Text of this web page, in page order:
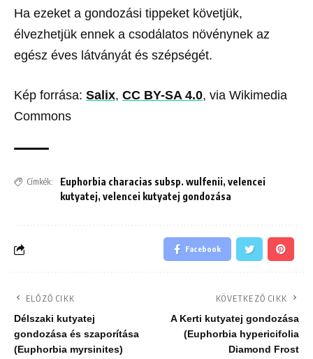
Ha ezeket a gondozási tippeket követjük,
élvezhetjük ennek a csodálatos növénynek az
egész éves látványát és szépségét.
Kép forrása: Salix, CC BY-SA 4.0, via Wikimedia
Commons
Címkék: Euphorbia characias subsp. wulfenii, velencei
kutyatej, velencei kutyatej gondozása
Facebook
ELŐZŐ CIKK
Délszaki kutyatej
gondozása és szaporítása
(Euphorbia myrsinites)
KÖVETKEZŐ CIKK
A Kerti kutyatej gondozása
(Euphorbia hypericifolia
Diamond Frost